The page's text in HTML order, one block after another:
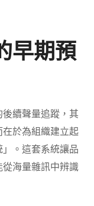
早期預
續聲量追蹤，其
於為組織建立起
。這套系統讓品
海量雜訊中辨識